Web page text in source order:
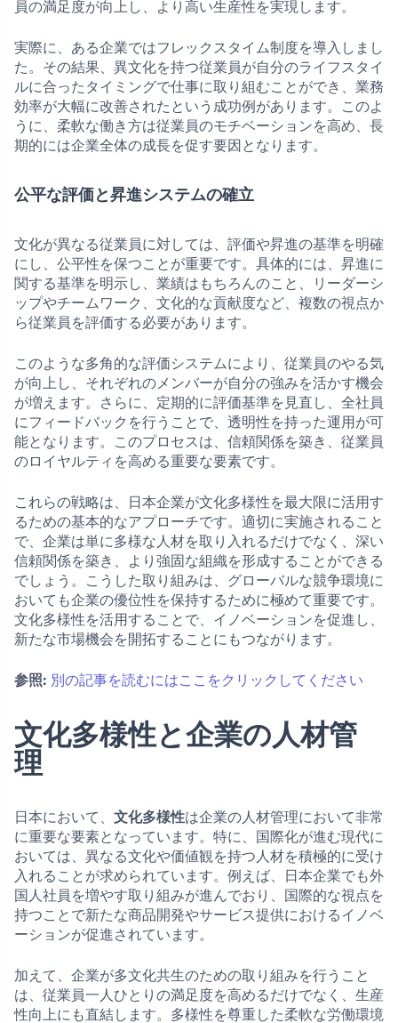
員の満足度が向上し、より高い生産性を実現します。
実際に、ある企業ではフレックスタイム制度を導入しまし
た。その結果、異文化を持つ従業員が自分のライフスタイ
ルに合ったタイミングで仕事に取り組むことができ、業務
効率が大幅に改善されたという成功例があります。このよ
うに、柔軟な働き方は従業員のモチベーションを高め、長
期的には企業全体の成長を促す要因となります。
公平な評価と昇進システムの確立
文化が異なる従業員に対しては、評価や昇進の基準を明確
にし、公平性を保つことが重要です。具体的には、昇進に
関する基準を明示し、業績はもちろんのこと、リーダーシ
ップやチームワーク、文化的な貢献度など、複数の視点か
ら従業員を評価する必要があります。
このような多角的な評価システムにより、従業員のやる気
が向上し、それぞれのメンバーが自分の強みを活かす機会
が増えます。さらに、定期的に評価基準を見直し、全社員
にフィードバックを行うことで、透明性を持った運用が可
能となります。このプロセスは、信頼関係を築き、従業員
のロイヤルティを高める重要な要素です。
これらの戦略は、日本企業が文化多様性を最大限に活用す
るための基本的なアプローチです。適切に実施されること
で、企業は単に多様な人材を取り入れるだけでなく、深い
信頼関係を築き、より強固な組織を形成することができる
でしょう。こうした取り組みは、グローバルな競争環境に
おいても企業の優位性を保持するために極めて重要です。
文化多様性を活用することで、イノベーションを促進し、
新たな市場機会を開拓することにもつながります。
参照: 別の記事を読むにはここをクリックしてください
文化多様性と企業の人材管
理
日本において、 文化多様性は企業の人材管理において非常
に重要な要素となっています。特に、国際化が進む現代に
おいては、異なる文化や価値観を持つ人材を積極的に受け
入れることが求められています。例えば、日本企業でも外
国人社員を増やす取り組みが進んでおり、国際的な視点を
持つことで新たな商品開発やサービス提供におけるイノベ
ーションが促進されています。
加えて、企業が多文化共生のための取り組みを行うこと
は、従業員一人ひとりの満足度を高めるだけでなく、生産
性向上にも直結します。多様性を尊重した柔軟な労働環境